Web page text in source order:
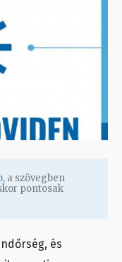
, a szövegben
pontosak
és